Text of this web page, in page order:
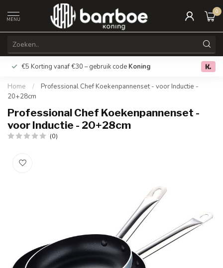
MENU
0
€5 Korting vanaf €30 – gebruik code Koning Gratis
Home /
Professional Chef Koekenpannenset - voor Inductie -
20+28cm
Professional Chef Koekenpannenset -
voor Inductie - 20+28cm
(0)